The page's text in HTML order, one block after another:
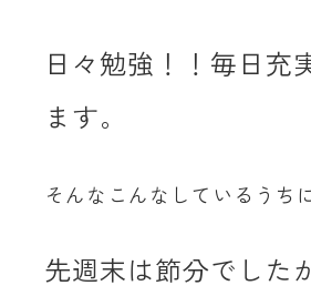
日々勉強！！毎日充
ます。
そんなこんなしているうち
先週末は節分でした